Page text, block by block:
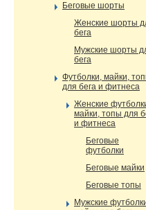
Беговые шорты
Женские шорты
бега
Мужские шорты
бега
Футболки, майки,
для бега и фитнеса
Женские
майки, топы для
и фитнеса
Беговые
футболки
Беговые майки
Беговые топы
Мужские